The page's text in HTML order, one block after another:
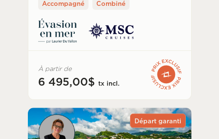
Accompagné Combiné
À partir de
6 495,00$ tx incl.
Départ garanti